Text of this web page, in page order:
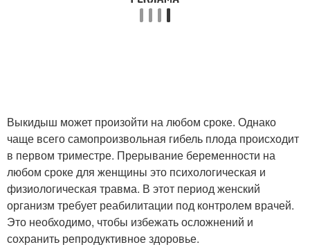
Выкидыш может произойти на любом сроке. Однако
чаще всего самопроизвольная гибель плода происходит
в первом триместре. Прерывание беременности на
любом сроке для женщины это психологическая и
физиологическая травма. В этот период женский
организм требует реабилитации под контролем врачей.
Это необходимо, чтобы избежать осложнений и
сохранить репродуктивное здоровье.